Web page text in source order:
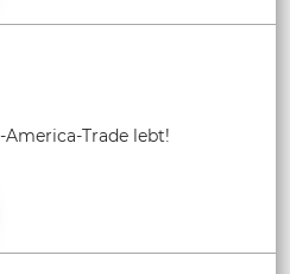
Trade lebt!